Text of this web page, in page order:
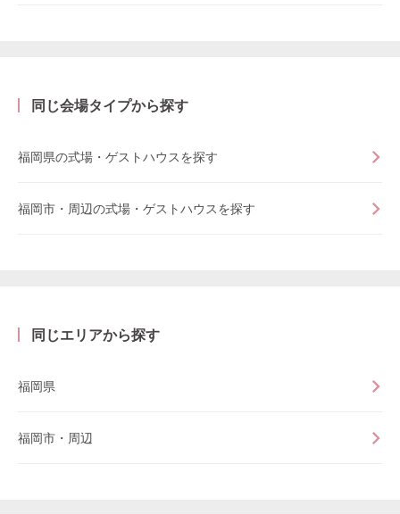
同じ会場タイプから探す
福岡県の式場・ゲストハウスを探す
福岡市・周辺の式場・ゲストハウスを探す
同じエリアから探す
福岡県
福岡市・周辺